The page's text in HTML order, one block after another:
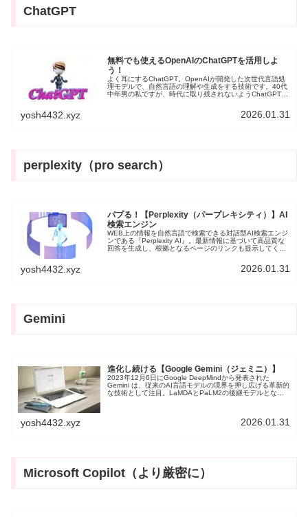
ChatGPT
無料でも使えるOpenAIのChatGPTを活用しよ
う！
よく耳にするChatGPT。OpenAIが開発した次世代言語処
理モデルで、自然言語の理解や生成をする技術です。40代
中年男の私ですが、時代に取り残されないようChatGPTを
o3-mini」で、無料ユーザーも使用できます。
yosh4432.xyz 2026.01.31
perplexity（pro search）
パプる！【Perplexity（パープレキシティ）】AI
検索エンジン
WEB上の情報を自然言語で検索できる対話型AI検索エンジ
ンである『Perplexity AI』。最新情報に基づいて高品質な
回答を生成し、根拠となるページのリンクも提示してくれ
yosh4432.xyz 2026.01.31
Gemini
進化し続ける【Google Gemini（ジェミニ）】
2023年12月6日にGoogle DeepMindから発表された
Gemini は、従来のAI言語モデルの境界を押し広げる革新的
な技術として注目。LaMDAとPaLM2の後継モデルとなる
yosh4432.xyz 2026.01.31
Microsoft Copilot（より厳密に）